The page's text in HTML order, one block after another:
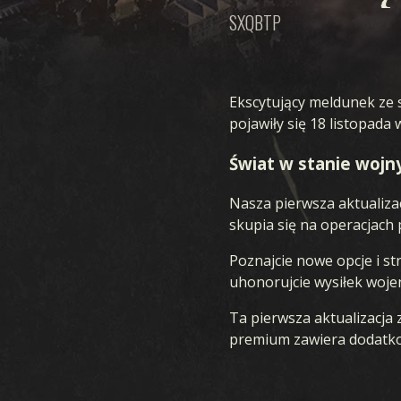
SXQBTP
Ekscytujący meldunek
pojawiły się 18
Świat w stanie
Nasza pierwsza
skupia się na
Poznajcie nowe opcje i
uhonorujcie wysiłek
Ta pierwsza aktualizacja
premium zawiera